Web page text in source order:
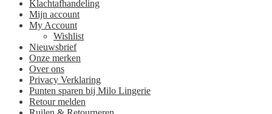
Klachtafhandeling
Mijn account
My Account
Wishlist
Nieuwsbrief
Onze merken
Over ons
Privacy Verklaring
Punten sparen bij Milo Lingerie
Retour melden